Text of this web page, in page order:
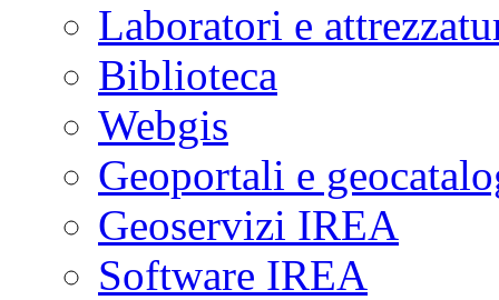
Laboratori e
Biblioteca
Webgis
Geoportali e
Geoservizi IREA
Software IREA